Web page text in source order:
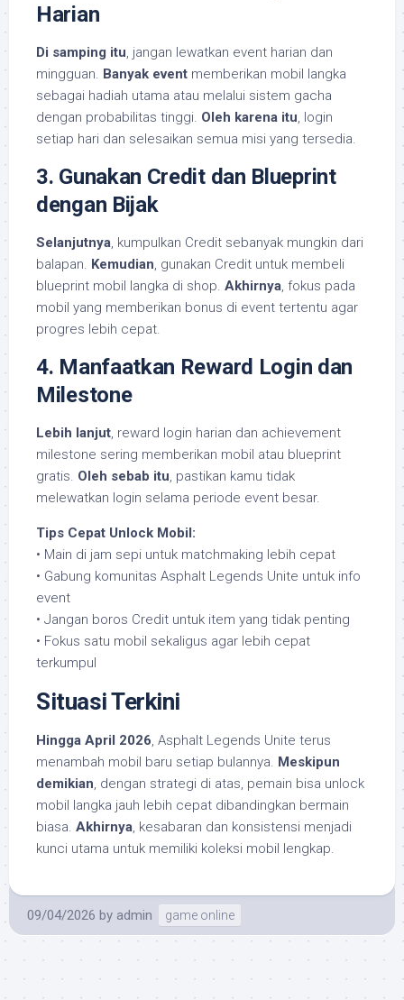
Harian
Di samping itu, jangan lewatkan event harian dan
mingguan. Banyak event memberikan mobil langka
sebagai hadiah utama atau melalui sistem gacha
dengan probabilitas tinggi. Oleh karena itu, login
setiap hari dan selesaikan semua misi yang tersedia.
3. Gunakan Credit dan Blueprint
dengan Bijak
Selanjutnya, kumpulkan Credit sebanyak mungkin dari
balapan. Kemudian, gunakan Credit untuk membeli
blueprint mobil langka di shop. Akhirnya, fokus pada
mobil yang memberikan bonus di event tertentu agar
progres lebih cepat.
4. Manfaatkan Reward Login dan
Milestone
Lebih lanjut, reward login harian dan achievement
milestone sering memberikan mobil atau blueprint
gratis. Oleh sebab itu, pastikan kamu tidak
melewatkan login selama periode event besar.
Tips Cepat Unlock Mobil:
• Main di jam sepi untuk matchmaking lebih cepat
• Gabung komunitas Asphalt Legends Unite untuk info
event
• Jangan boros Credit untuk item yang tidak penting
• Fokus satu mobil sekaligus agar lebih cepat
terkumpul
Situasi Terkini
Hingga April 2026, Asphalt Legends Unite terus
menambah mobil baru setiap bulannya. Meskipun
demikian, dengan strategi di atas, pemain bisa unlock
mobil langka jauh lebih cepat dibandingkan bermain
biasa. Akhirnya, kesabaran dan konsistensi menjadi
kunci utama untuk memiliki koleksi mobil lengkap.
09/04/2026 by admin game online